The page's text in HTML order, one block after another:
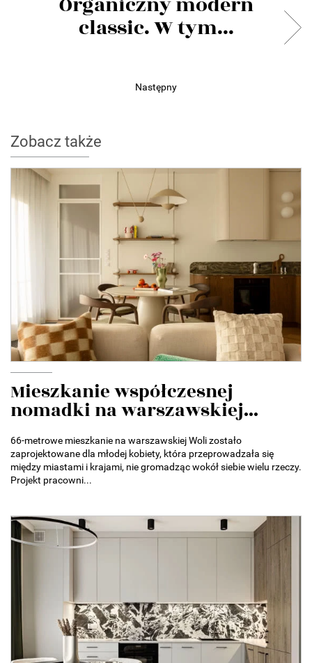
classic. W tym...
Następny
Zobacz także
Mieszkanie współczesnej
nomadki na warszawskiej...
66-metrowe mieszkanie na warszawskiej Woli zostało
zaprojektowane dla młodej kobiety, która przeprowadzała się
między miastami i krajami, nie gromadząc wokół siebie wielu rzeczy.
Projekt pracowni...